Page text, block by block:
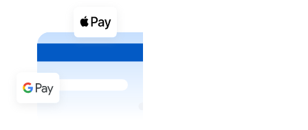
Coupons crypto
Achetez des cryptomonnaies en espèces et d'autres
Acheter avec espèces
Virement SEPA